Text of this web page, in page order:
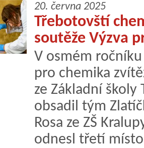
20. června 2025
Třebotovští
soutěže Výzva
V osmém
pro chemika
ze Základní
obsadil tým
Rosa ze ZŠ
odnesl třetí